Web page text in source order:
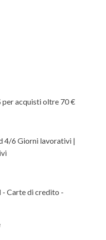
per acquisti oltre 70 €
4/6 Giorni lavorativi |
- Carte di credito -